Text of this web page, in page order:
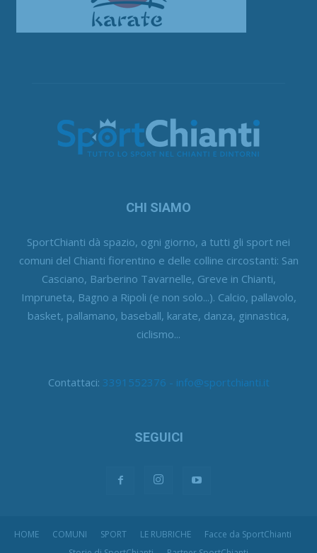
CHI SIAMO
SportChianti dà spazio, ogni giorno, a tutti gli sport nei
comuni del Chianti fiorentino e delle colline circostanti: San
Casciano, Barberino Tavarnelle, Greve in Chianti,
Impruneta, Bagno a Ripoli (e non solo...). Calcio, pallavolo,
basket, pallamano, baseball, karate, danza, ginnastica,
ciclismo...
Contattaci: 3391552376 - info@sportchianti.it
SEGUICI
HOME COMUNI SPORT LE RUBRICHE
Facce da SportChianti